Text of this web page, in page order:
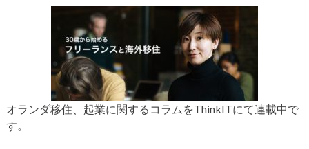
オランダ移住、起業に関するコラムをThinkITにて連載中で
す。